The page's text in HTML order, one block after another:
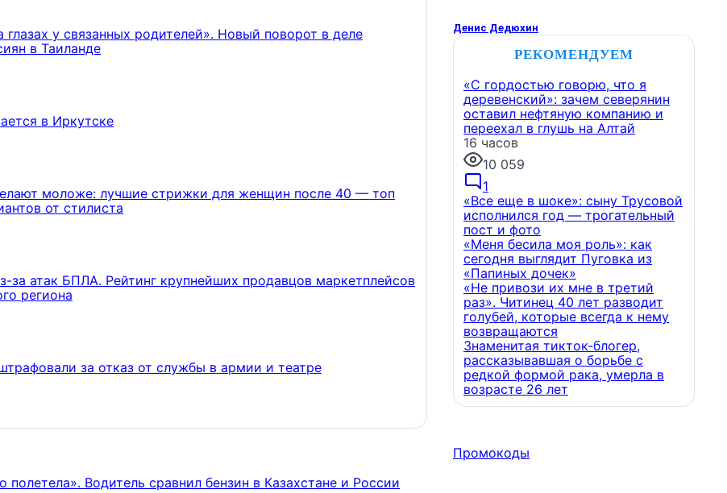
глазах у связанных родителей». Новый поворот в деле
в Таиланде
в Иркутске
моложе: лучшие стрижки для женщин после 40 — топ
от стилиста
за атак БПЛА. Рейтинг крупнейших продавцов маркетплейсов
региона
за отказ от службы в армии и театре
полетела». Водитель сравнил бензин в Казахстане и России
Денис Дедюхин
РЕКОМЕНДУЕМ
«С гордостью говорю, что я
деревенский»: зачем северянин
оставил нефтяную компанию и
переехал в глушь на Алтай
16 часов
10 059
1
«Все еще в шоке»: сыну Трусовой
исполнился год — трогательный
пост и фото
«Меня бесила моя роль»: как
сегодня выглядит Пуговка из
«Папиных дочек»
«Не привози их мне в третий
раз». Читинец 40 лет разводит
голубей, которые всегда к нему
возвращаются
Знаменитая тикток-блогер,
рассказывавшая о борьбе с
редкой формой рака, умерла в
возрасте 26 лет
Промокоды